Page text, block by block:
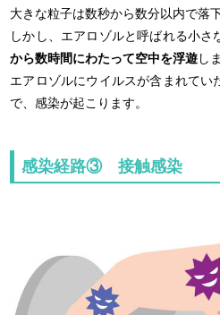
大きな粒子は数秒から数分以内で落
しかし、エアロゾルと呼ばれる小さ
から数時間にわたって空中を浮遊し
エアロゾルにウイルスが含まれてい
で、感染が起こります。
感染経路③ 接触感染